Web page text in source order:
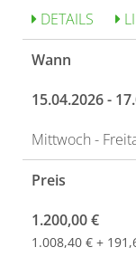
DETAILS
Wann
15.04.2026 -
Mittwoch -
Preis
1.200,00 €
1.008,40 € +